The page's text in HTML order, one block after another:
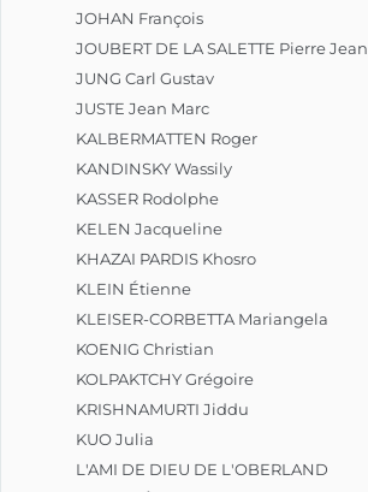
JOHAN François
JOUBERT DE LA SALETTE Pierre Jean
JUNG Carl Gustav
JUSTE Jean Marc
KALBERMATTEN Roger
KANDINSKY Wassily
KASSER Rodolphe
KELEN Jacqueline
KHAZAI PARDIS Khosro
KLEIN Étienne
KLEISER-CORBETTA Mariangela
KOENIG Christian
KOLPAKTCHY Grégoire
KRISHNAMURTI Jiddu
KUO Julia
L'AMI DE DIEU DE L'OBERLAND